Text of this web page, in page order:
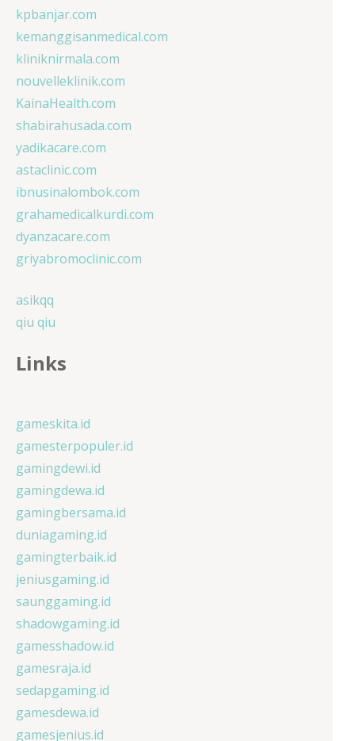
kpbanjar.com
kemanggisanmedical.com
kliniknirmala.com
nouvelleklinik.com
KainaHealth.com
shabirahusada.com
yadikacare.com
astaclinic.com
ibnusinalombok.com
grahamedicalkurdi.com
dyanzacare.com
griyabromoclinic.com
asikqq
qiu qiu
Links
gameskita.id
gamesterpopuler.id
gamingdewi.id
gamingdewa.id
gamingbersama.id
duniagaming.id
gamingterbaik.id
jeniusgaming.id
saunggaming.id
shadowgaming.id
gamesshadow.id
gamesraja.id
sedapgaming.id
gamesdewa.id
gamesjenius.id